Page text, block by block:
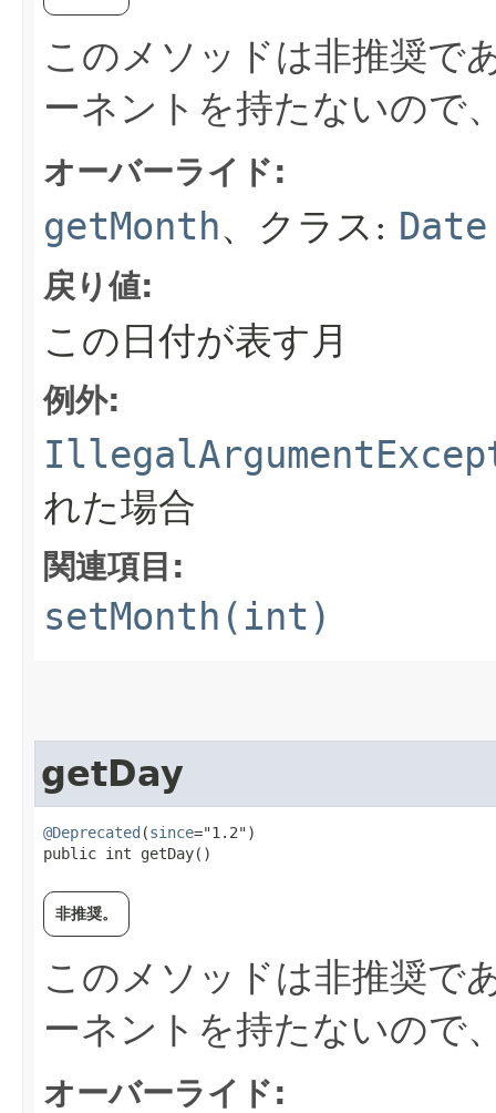
このメソッドは非推奨で
ーネントを持たないので
オーバーライド:
getMonth、クラス: Date
戻り値:
この日付が表す月
例外:
れた場合
関連項目:
setMonth(int)
getDay
@Deprecated (since="1.2")
public int getDay()
非推奨。
このメソッドは非推奨で
ーネントを持たないので
オーバーライド: